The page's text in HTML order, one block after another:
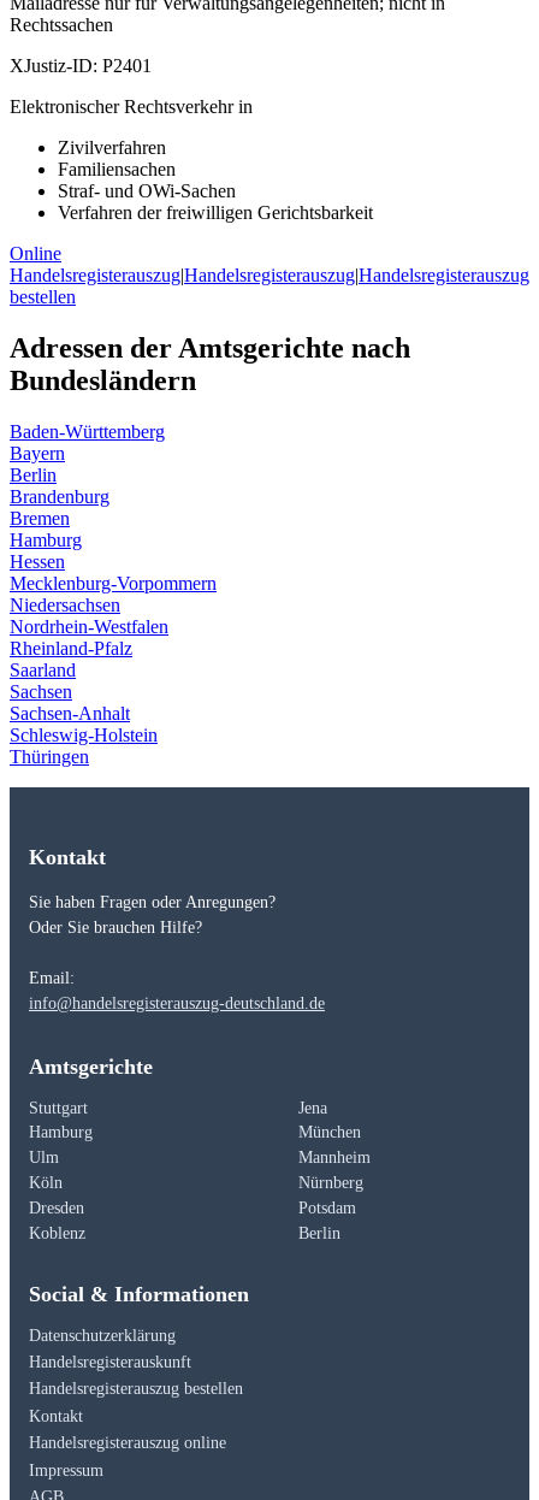
Rechtssachen
XJustiz-ID: P2401
Elektronischer Rechtsverkehr in
Zivilverfahren
Familiensachen
Straf- und OWi-Sachen
Verfahren der freiwilligen Gerichtsbarkeit
Online
Handelsregisterauszug|Handelsregisterauszug|Handelsregisterauszug
bestellen
Adressen der Amtsgerichte nach
Bundesländern
Baden-Württemberg
Bayern
Berlin
Brandenburg
Bremen
Hamburg
Hessen
Mecklenburg-Vorpommern
Niedersachsen
Nordrhein-Westfalen
Rheinland-Pfalz
Saarland
Sachsen
Sachsen-Anhalt
Schleswig-Holstein
Thüringen
Kontakt
Sie haben Fragen oder Anregungen?
Oder Sie brauchen Hilfe?
Email:
info@handelsregisterauszug-deutschland.de
Amtsgerichte
Stuttgart
Jena
Hamburg
München
Ulm
Mannheim
Köln
Nürnberg
Dresden
Potsdam
Koblenz
Berlin
Social & Informationen
Datenschutzerklärung
Handelsregisterauskunft
Handelsregisterauszug bestellen
Kontakt
Handelsregisterauszug online
Impressum